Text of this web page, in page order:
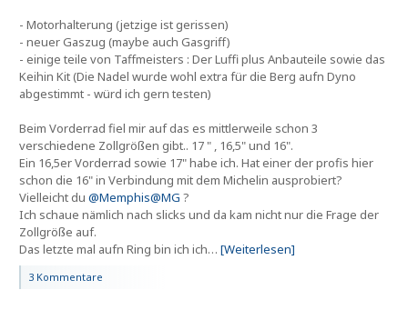
- Motorhalterung (jetzige ist gerissen)
- neuer Gaszug (maybe auch Gasgriff)
- einige teile von Taffmeisters : Der Luffi plus Anbauteile sowie das
Keihin Kit (Die Nadel wurde wohl extra für die Berg aufn Dyno
abgestimmt - würd ich gern testen)
Beim Vorderrad fiel mir auf das es mittlerweile schon 3
verschiedene Zollgrößen gibt.. 17 " , 16,5" und 16".
Ein 16,5er Vorderrad sowie 17" habe ich. Hat einer der profis hier
schon die 16" in Verbindung mit dem Michelin ausprobiert?
Vielleicht du @Memphis@MG ?
Ich schaue nämlich nach slicks und da kam nicht nur die Frage der
Zollgröße auf.
Das letzte mal aufn Ring bin ich ich… [Weiterlesen]
3 Kommentare